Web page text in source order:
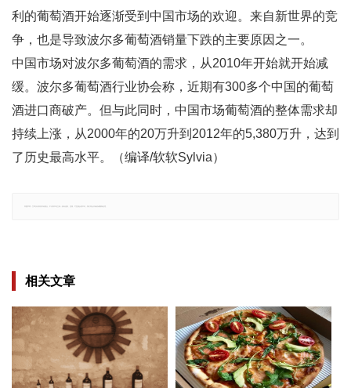
利的葡萄酒开始逐渐受到中国市场的欢迎。来自新世界的竞
争，也是导致波尔多葡萄酒销量下跌的主要原因之一。
中国市场对波尔多葡萄酒的需求，从2010年开始就开始减
缓。波尔多葡萄酒行业协会称，近期有300多个中国的葡萄
酒进口商破产。但与此同时，中国市场葡萄酒的整体需求却
持续上涨，从2000年的20万升到2012年的5,380万升，达到
了历史最高水平。（编译/软软Sylvia）
相关文章